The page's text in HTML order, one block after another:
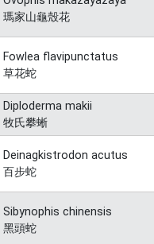
瑪家山龜殼花
Fowlea flavipunctatus
草花蛇
Diploderma makii
牧氏攀蜥
Deinagkistrodon acutus
百步蛇
Sibynophis chinensis
黑頭蛇